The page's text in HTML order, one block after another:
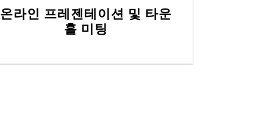
온라인 프레젠테이션 및 타운
홀 미팅